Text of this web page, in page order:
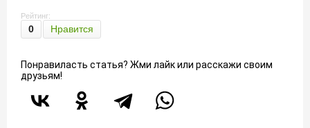
Рейтинг:
0 Нравится
Понравиласть статья? Жми лайк или расскажи своим
друзьям!